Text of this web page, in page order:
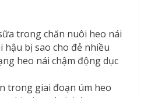
trong chăn nuôi heo nái
hậu bị sao cho đẻ nhiều
heo nái chậm động dục
trong giai đoạn úm heo